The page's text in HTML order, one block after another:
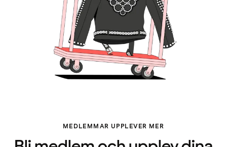
MEDLEMMAR UPPLEVER MER